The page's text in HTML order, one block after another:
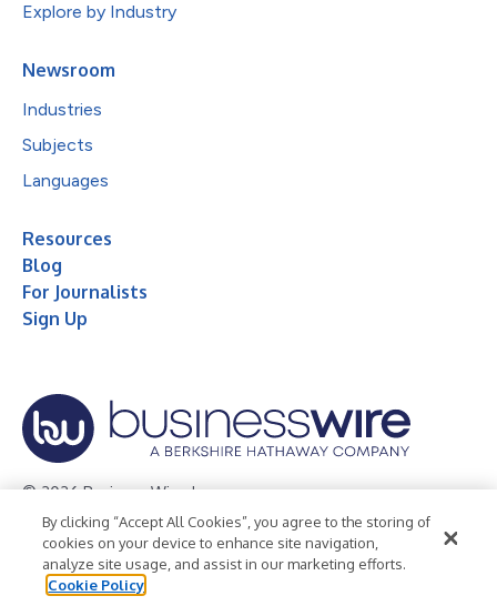
Explore by Industry
Newsroom
Industries
Subjects
Languages
Resources
Blog
For Journalists
Sign Up
© 2026 Business Wire, Inc.
Privacy Policy Cookie Policy
Accessibility Statement
Terms of Use
Legal
By clicking “Accept All Cookies”, you agree to the storing of
cookies on your device to enhance site navigation,
analyze site usage, and assist in our marketing efforts.
Cookie Policy